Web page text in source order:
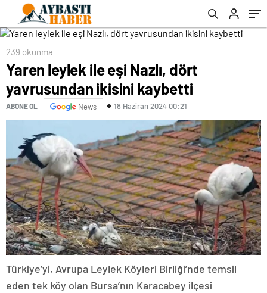
239 okunma
Yaren leylek ile eşi Nazlı, dört
yavrusundan ikisini kaybetti
ABONE OL News 18 Haziran 2024 00:21
Türkiye’yi, Avrupa Leylek Köyleri Birliği’nde temsil
eden tek köy olan Bursa’nın Karacabey ilçesi